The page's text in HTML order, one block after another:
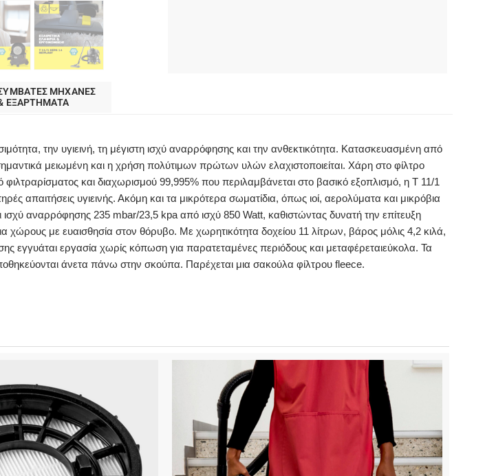
ΜΗΧΑΝΕΣ
ΕΞΑΡΤΗΜΑΤΑ
την υγιεινή, τη μέγιστη ισχύ αναρρόφησης και την ανθεκτικότητα. Κατασκευασμένη από
μειωμένη και η χρήση πολύτιμων πρώτων υλών ελαχιστοποιείται. Χάρη στο φίλτρο
και διαχωρισμού 99,995% που περιλαμβάνεται στο βασικό εξοπλισμό, η T 11/1
υγιεινής. Ακόμη και τα μικρότερα σωματίδια, όπως ιοί, αερολύματα και μικρόβια
αναρρόφησης 235 mbar/23,5 kpa από ισχύ 850 Watt, καθιστώντας δυνατή την επίτευξη
χώρους με ευαισθησία στον θόρυβο. Με χωρητικότητα δοχείου 11 λίτρων, βάρος μόλις 4,2 κιλά,
εργασία χωρίς κόπωση για παρατεταμένες περιόδους και μεταφέρεταιεύκολα. Τα
άνετα πάνω στην σκούπα. Παρέχεται μια σακούλα φίλτρου fleece.